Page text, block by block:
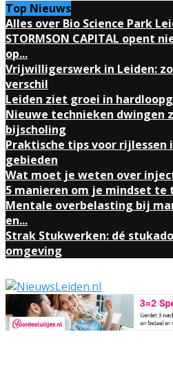
Top Nieuws
Alles over Bio Science Park
STORMSON CAPITAL opent
op...
Vrijwilligerswerk in Leiden:
verschil
Leiden ziet groei in
Nieuwe technieken dwingen
bijscholing
Praktische tips voor
gebieden
Wat moet je weten over
5 manieren om je mindset
Mentale overbelasting bij
en...
Strak Stukwerken: dé
omgeving